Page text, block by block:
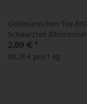
Goldmännchen Tee
Schwarztee
20 Tassenbeutel
2,89 € *
80,28 € pro 1 kg